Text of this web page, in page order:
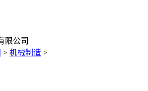
> 机械制造 >